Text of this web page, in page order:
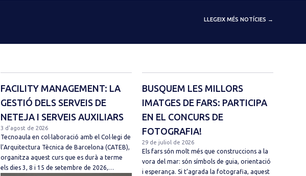
LLEGEIX MÉS NOTÍCIES →
FACILITY MANAGEMENT: LA
GESTIÓ DELS SERVEIS DE
NETEJA I SERVEIS AUXILIARS
3 d'agost de 2026
Tecnoaula en col·laboració amb el Col·legi de
l’Arquitectura Tècnica de Barcelona (CATEB),
organitza aquest curs que es durà a terme
els dies 3, 8 i 15 de setembre de 2026,…
BUSQUEM LES MILLORS
IMATGES DE FARS: PARTICIPA
EN EL CONCURS DE
FOTOGRAFIA!
29 de juliol de 2026
Els fars són molt més que construccions a la
vora del mar: són símbols de guia, orientació
i esperança. Si t’agrada la fotografia, aquest